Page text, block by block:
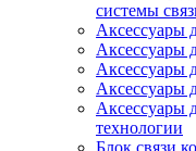
системы
Аксессуары
Аксессуары
Аксессуары
Аксессуары
Аксессуары
технологии
Блок связи